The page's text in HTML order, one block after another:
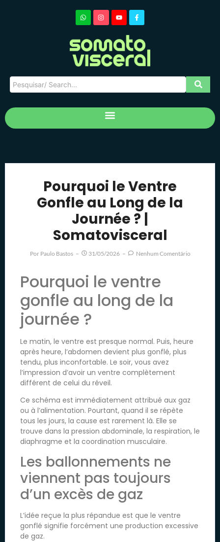
Pourquoi le Ventre
Gonfle au Long de la
Journée ? |
Somatovisceral
Por Paulo Bastos 31/05/2026 Nenhum Comentário
Pourquoi le ventre
gonfle au long de la
journée ?
Le matin, le ventre est presque normal. Puis, heure
après heure, l’abdomen devient plus gonflé, plus
tendu, plus inconfortable. Le soir, vous avez
l’impression d’avoir un ventre complètement
différent de celui du réveil.
Ce schéma est immédiatement attribué aux gaz
ou à l’alimentation. Pourtant, quand il se répète
tous les jours, la cause est rarement là. Elle se
trouve dans la pression abdominale, la respiration, le
diaphragme et la coordination musculaire.
Les ballonnements ne
viennent pas toujours
d’un excès de gaz
L’idée reçue la plus répandue est que le ventre
gonflé signifie forcément une production excessive
de gaz.